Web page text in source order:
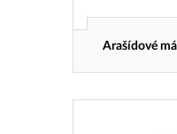
Arašídové